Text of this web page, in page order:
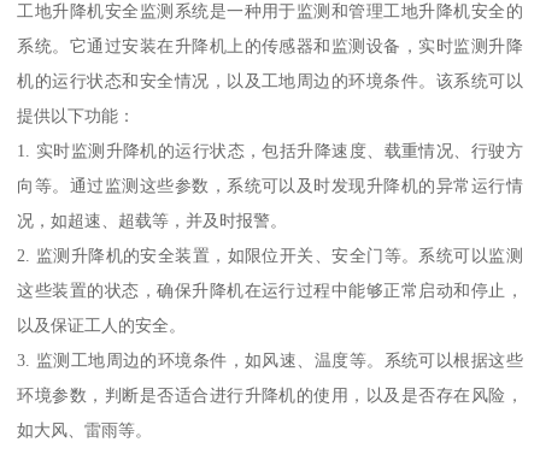
工地升降机安全监测系统是一种用于监测和管理工地升降机安全的
系统。它通过安装在升降机上的传感器和监测设备，实时监测升降
机的运行状态和安全情况，以及工地周边的环境条件。该系统可以
提供以下功能：
1. 实时监测升降机的运行状态，包括升降速度、载重情况、行驶方
向等。通过监测这些参数，系统可以及时发现升降机的异常运行情
况，如超速、超载等，并及时报警。
2. 监测升降机的安全装置，如限位开关、安全门等。系统可以监测
这些装置的状态，确保升降机在运行过程中能够正常启动和停止，
以及保证工人的安全。
3. 监测工地周边的环境条件，如风速、温度等。系统可以根据这些
环境参数，判断是否适合进行升降机的使用，以及是否存在风险，
如大风、雷雨等。